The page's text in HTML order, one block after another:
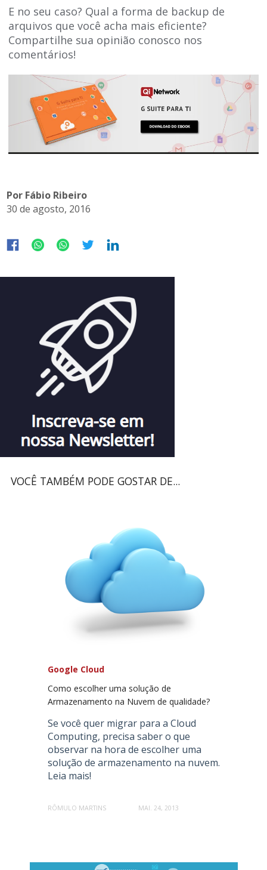
E no seu caso? Qual a forma de backup de
arquivos que você acha mais eficiente?
Compartilhe sua opinião conosco nos
comentários!
Por Fábio Ribeiro
30 de agosto, 2016
VOCÊ TAMBÉM PODE GOSTAR DE...
Google Cloud
Como escolher uma solução de
Armazenamento na Nuvem de qualidade?
Se você quer migrar para a Cloud
Computing, precisa saber o que
observar na hora de escolher uma
solução de armazenamento na nuvem.
Leia mais!
RÔMULO MARTINS MAI. 24, 2013